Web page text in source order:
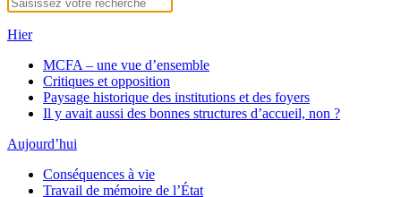
Hier
MCFA – une vue d’ensemble
Critiques et opposition
Paysage historique des institutions et des foyers
Il y avait aussi des bonnes structures d’accueil, non ?
Aujourd’hui
Conséquences à vie
Travail de mémoire de l’État